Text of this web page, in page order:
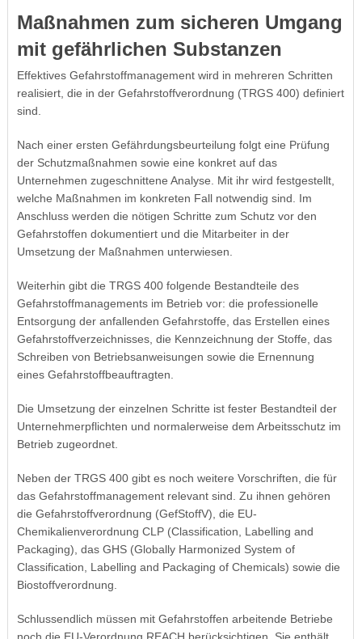
Maßnahmen zum sicheren Umgang
mit gefährlichen Substanzen
Effektives Gefahrstoffmanagement wird in mehreren Schritten
realisiert, die in der Gefahrstoffverordnung (TRGS 400) definiert
sind.
Nach einer ersten Gefährdungsbeurteilung folgt eine Prüfung
der Schutzmaßnahmen sowie eine konkret auf das
Unternehmen zugeschnittene Analyse. Mit ihr wird festgestellt,
welche Maßnahmen im konkreten Fall notwendig sind. Im
Anschluss werden die nötigen Schritte zum Schutz vor den
Gefahrstoffen dokumentiert und die Mitarbeiter in der
Umsetzung der Maßnahmen unterwiesen.
Weiterhin gibt die TRGS 400 folgende Bestandteile des
Gefahrstoffmanagements im Betrieb vor: die professionelle
Entsorgung der anfallenden Gefahrstoffe, das Erstellen eines
Gefahrstoffverzeichnisses, die Kennzeichnung der Stoffe, das
Schreiben von Betriebsanweisungen sowie die Ernennung
eines Gefahrstoffbeauftragten.
Die Umsetzung der einzelnen Schritte ist fester Bestandteil der
Unternehmerpflichten und normalerweise dem Arbeitsschutz im
Betrieb zugeordnet.
Neben der TRGS 400 gibt es noch weitere Vorschriften, die für
das Gefahrstoffmanagement relevant sind. Zu ihnen gehören
die Gefahrstoffverordnung (GefStoffV), die EU-
Chemikalienverordnung CLP (Classification, Labelling and
Packaging), das GHS (Globally Harmonized System of
Classification, Labelling and Packaging of Chemicals) sowie die
Biostoffverordnung.
Schlussendlich müssen mit Gefahrstoffen arbeitende Betriebe
noch die EU-Verordnung REACH berücksichtigen. Sie enthält